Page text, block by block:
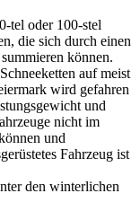
tel oder 100-stel
die sich durch einen
können.
auf meist
wird gefahren
und
nicht im
und
Fahrzeug ist
den winterlichen